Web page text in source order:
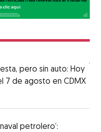
pero sin auto: Hoy
7 de agosto en CDMX
petrolero’: